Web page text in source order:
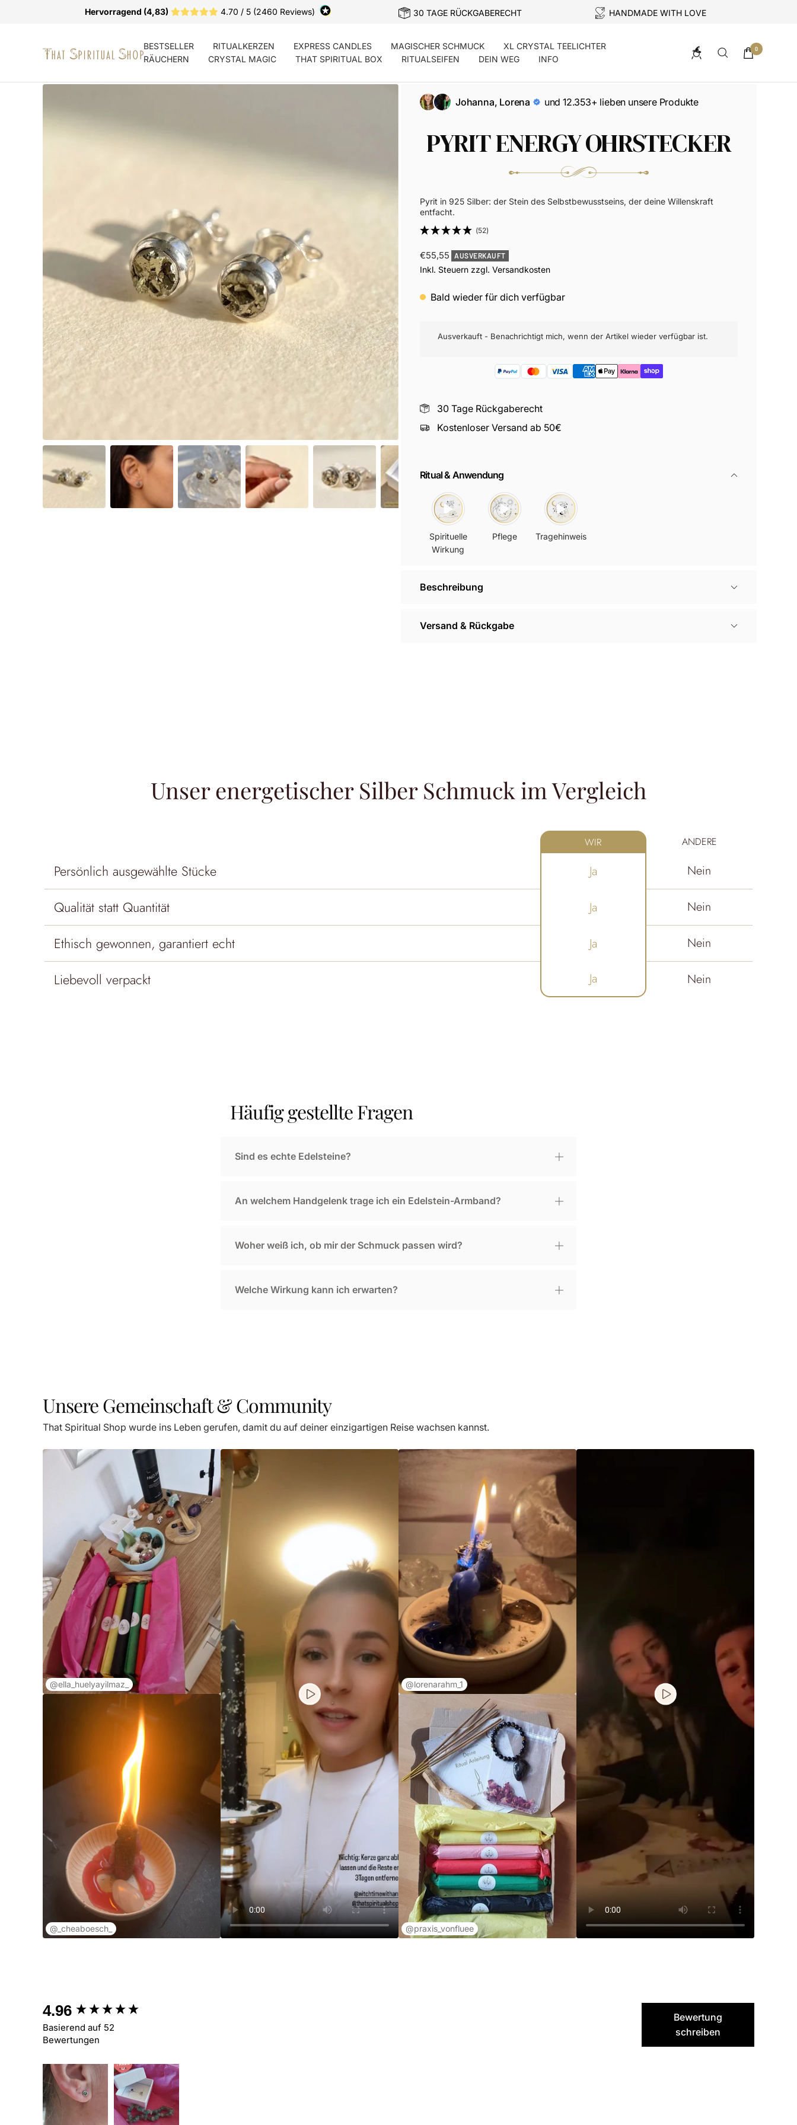
Hervorragend (4,83) 4.70 / 5 (2460 Reviews) 30 TAGE RÜCKGABERECHT HANDMADE WITH LOVE
BESTSELLER RITUALKERZEN EXPRESS CANDLES MAGISCHER SCHMUCK
XL CRYSTAL TEELICHTER
RÄUCHERN
CRYSTAL MAGIC THAT SPIRITUAL BOX RITUALSEIFEN DEIN WEG INFO
That
Shop
0
Johanna, Lorena und 12.353+ lieben unsere Produkte
PYRIT ENERGY OHRSTECKER
Pyrit in 925 Silber: der Stein des Selbstbewusstseins, der deine Willenskraft
entfacht.
(52)
Angebotspreis
€55,55 AUSVERKAUFT
Inkl. Steuern zzgl. Versandkosten
Bald wieder für dich verfügbar
Ausverkauft - Benachrichtigt mich, wenn der Artikel wieder verfügbar ist.
30 Tage Rückgaberecht
Kostenloser Versand ab 50€
Ritual & Anwendung
Spirituelle
Wirkung
Pflege Tragehinweis
Beschreibung
Versand & Rückgabe
Unser energetischer Silber Schmuck im Vergleich
WIR ANDERE
Persönlich ausgewählte Stücke Ja Nein
Qualität statt Quantität Ja Nein
Ethisch gewonnen, garantiert echt Ja Nein
Liebevoll verpackt Ja Nein
Häufig gestellte Fragen
Sind es echte Edelsteine?
An welchem Handgelenk trage ich ein Edelstein-Armband?
Woher weiß ich, ob mir der Schmuck passen wird?
Welche Wirkung kann ich erwarten?
Unsere Gemeinschaft & Community
That Spiritual Shop wurde ins Leben gerufen, damit du auf deiner einzigartigen Reise wachsen kannst.
@ella_huelyayilmaz_
@_cheaboesch_
@lorenarahm_1
@praxis_vonfluee
4.96
Basierend auf 52
Bewertungen
Bewertung
schreiben
New content loaded